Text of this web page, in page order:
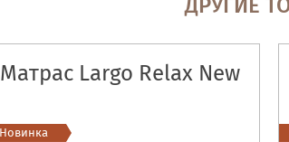
ДРУГИЕ
Матрас Largo Relax New
Новинка